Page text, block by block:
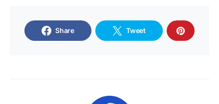
Share Tweet